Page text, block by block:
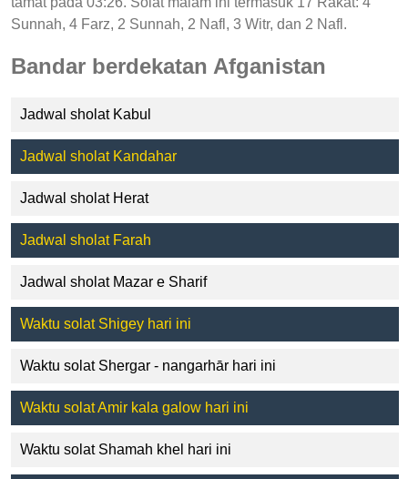
Sunnah, 4 Farz, 2 Sunnah, 2 Nafl, 3 Witr, dan 2 Nafl.
Bandar berdekatan Afganistan
Jadwal sholat Kabul
Jadwal sholat Kandahar
Jadwal sholat Herat
Jadwal sholat Farah
Jadwal sholat Mazar e Sharif
Waktu solat Shigey hari ini
Waktu solat Shergar - nangarhār hari ini
Waktu solat Amir kala galow hari ini
Waktu solat Shamah khel hari ini